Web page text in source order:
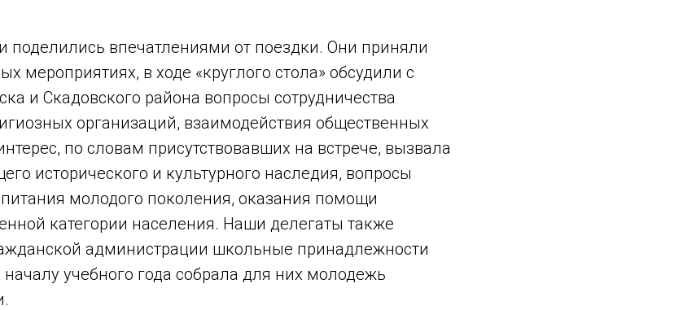
поделились впечатлениями от поездки. Они приняли
мероприятиях, в ходе «круглого стола» обсудили с
и Скадовского района вопросы сотрудничества
организаций, взаимодействия общественных
по словам присутствовавших на встрече, вызвала
исторического и культурного наследия, вопросы
молодого поколения, оказания помощи
категории населения. Наши делегаты также
администрации школьные принадлежности
учебного года собрала для них молодежь